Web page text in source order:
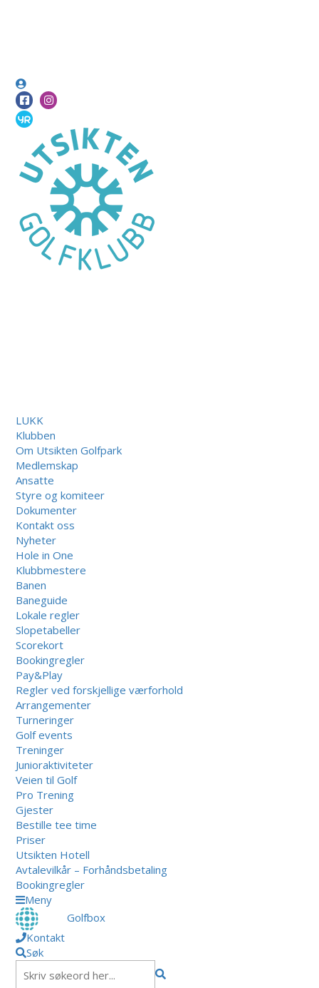
LUKK
Klubben
Om Utsikten Golfpark
Medlemskap
Ansatte
Styre og komiteer
Dokumenter
Kontakt oss
Nyheter
Hole in One
Klubbmestere
Banen
Baneguide
Lokale regler
Slopetabeller
Scorekort
Bookingregler
Pay&Play
Regler ved forskjellige værforhold
Arrangementer
Turneringer
Golf events
Treninger
Junioraktiviteter
Veien til Golf
Pro Trening
Gjester
Bestille tee time
Priser
Utsikten Hotell
Avtalevilkår – Forhåndsbetaling
Bookingregler
Meny
Golfbox
Kontakt
Søk